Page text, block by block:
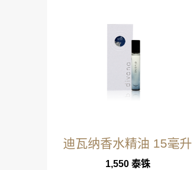
迪瓦纳香水精油 15毫升
1,550 泰铢